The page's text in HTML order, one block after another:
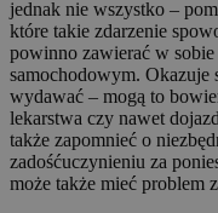
jednak nie wszystko –
które takie zdarzenie
powinno zawierać w
samochodowym. Okazuje
wydawać – mogą to
lekarstwa czy nawet
także zapomnieć o
zadośćuczynieniu za
może także mieć problem